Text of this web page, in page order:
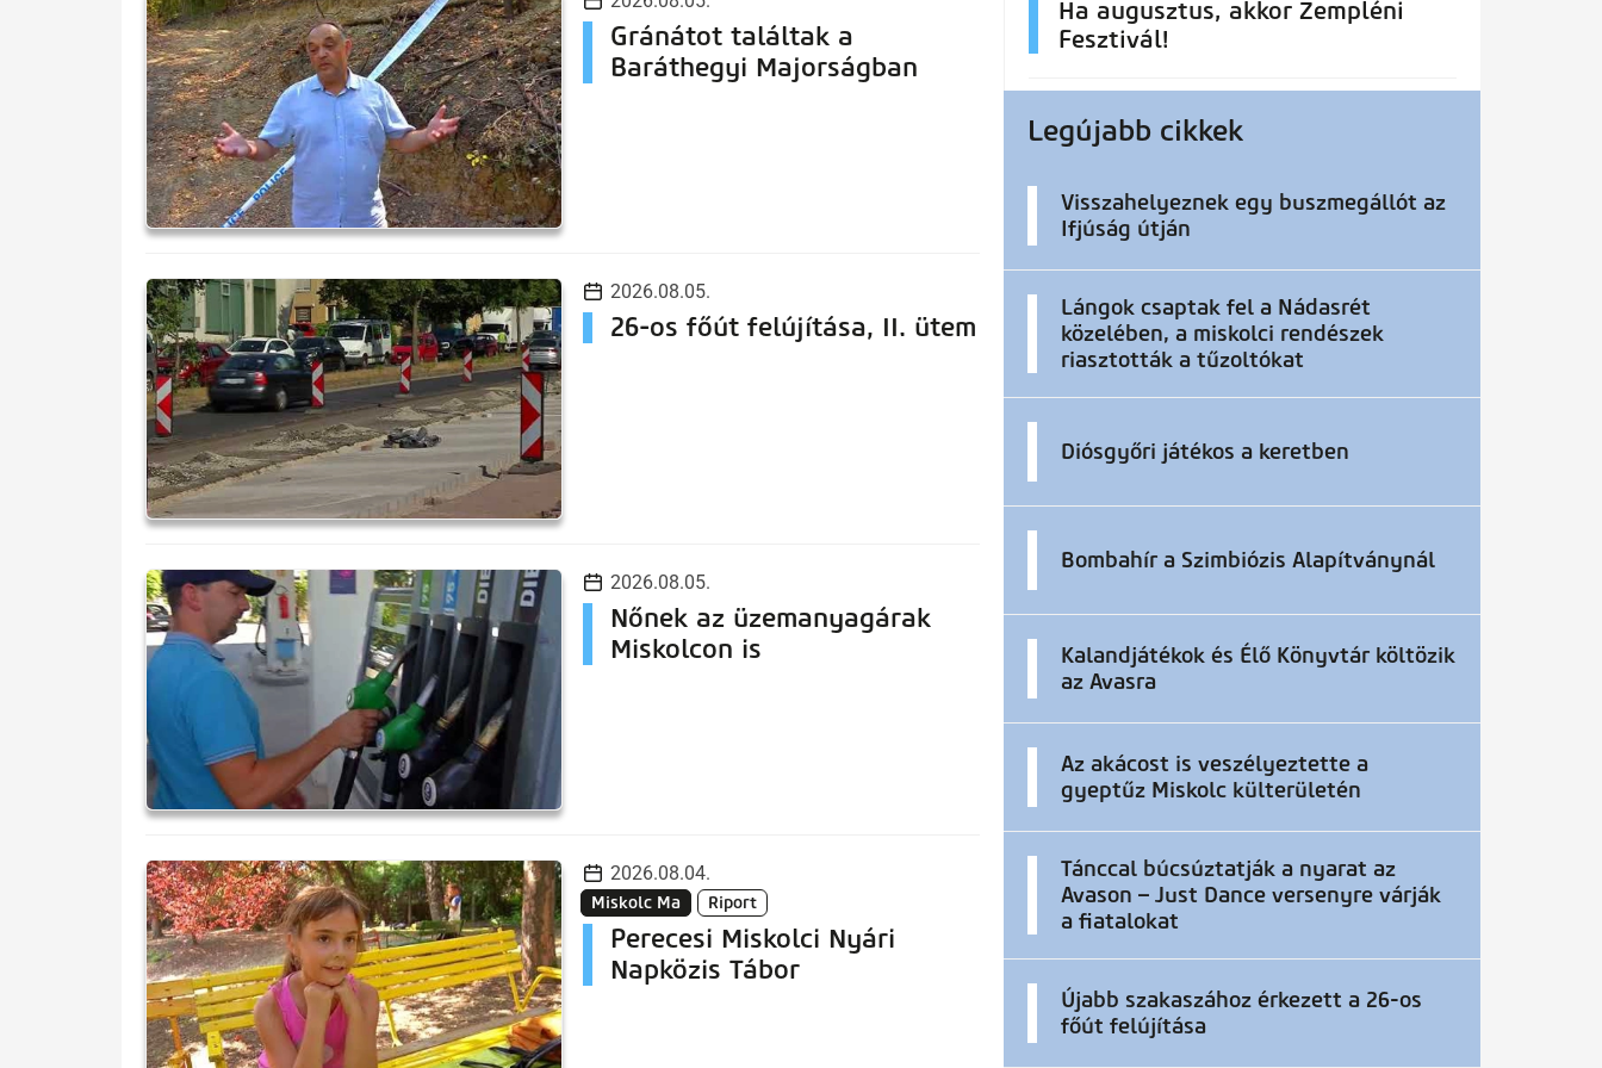
Gránátot találtak a
Baráthegyi Majorságban
2026.08.05.
26-os főút felújítása, II. ütem
2026.08.05.
Nőnek az üzemanyagárak
Miskolcon is
2026.08.04.
Miskolc Ma Riport
Perecesi Miskolci Nyári
Napközis Tábor
Ha augusztus, akkor Zempléni
Fesztivál!
Legújabb cikkek
Visszahelyeznek egy buszmegállót az
Ifjúság útján
Lángok csaptak fel a Nádasrét
közelében, a miskolci rendészek
riasztották a tűzoltókat
Diósgyőri játékos a keretben
Bombahír a Szimbiózis Alapítványnál
Kalandjátékok és Élő Könyvtár költözik
az Avasra
Az akácost is veszélyeztette a
gyeptűz Miskolc külterületén
Tánccal búcsúztatják a nyarat az
Avason – Just Dance versenyre várják
a fiatalokat
Újabb szakaszához érkezett a 26-os
főút felújítása